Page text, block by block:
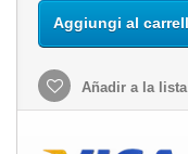
Aggiungi al
Añadir a la